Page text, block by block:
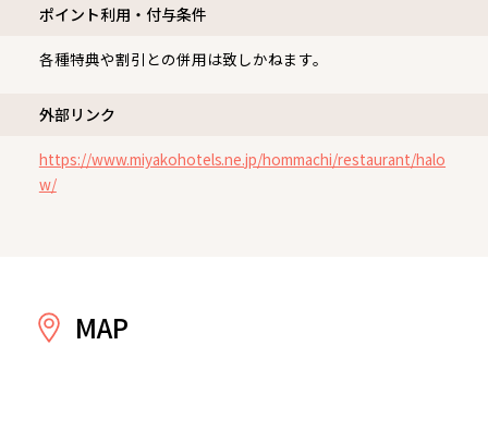
ポイント利用・付与条件
各種特典や割引との併用は致しかねます。
外部リンク
https://www.miyakohotels.ne.jp/hommachi/restaurant/halo
w/
MAP